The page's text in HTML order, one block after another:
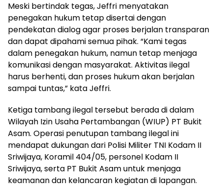
Meski bertindak tegas, Jeffri menyatakan
penegakan hukum tetap disertai dengan
pendekatan dialog agar proses berjalan transparan
dan dapat dipahami semua pihak. “Kami tegas
dalam penegakan hukum, namun tetap menjaga
komunikasi dengan masyarakat. Aktivitas ilegal
harus berhenti, dan proses hukum akan berjalan
sampai tuntas,” kata Jeffri.
Ketiga tambang ilegal tersebut berada di dalam
Wilayah Izin Usaha Pertambangan (WIUP) PT Bukit
Asam. Operasi penutupan tambang ilegal ini
mendapat dukungan dari Polisi Militer TNI Kodam II
Sriwijaya, Koramil 404/05, personel Kodam II
Sriwijaya, serta PT Bukit Asam untuk menjaga
keamanan dan kelancaran kegiatan di lapangan.